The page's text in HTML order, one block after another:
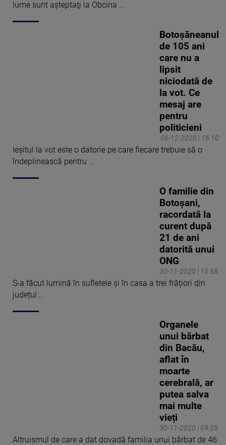
lume sunt aşteptaţi la Obcina ...
06-12-2020 | 16:10
Botoşăneanul
de 105 ani
care nu a
lipsit
niciodată de
la vot. Ce
mesaj are
pentru
politicieni
Ieșitul la vot este o datorie pe care fiecare trebuie să o
îndeplinească pentru ...
30-11-2020 | 15:58
O familie din
Botoşani,
racordată la
curent după
21 de ani
datorită unui
ONG
S-a făcut lumină în sufletele și în casa a trei frățiori din
județul ...
30-11-2020 | 09:05
Organele
unui bărbat
din Bacău,
aflat în
moarte
cerebrală, ar
putea salva
mai multe
vieți
Altruismul de care a dat dovadă familia unui bărbat de 46